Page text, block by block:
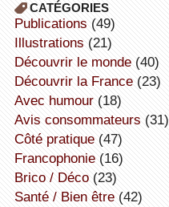
CATÉGORIES
publications (49)
illustrations (21)
découvrir le monde(40)
découvrir la France(23)
avec humour(18)
avis consommateurs (31)
côté pratique(47)
Francophonie(16)
Brico / Déco(23)
Santé / Bien être(42)